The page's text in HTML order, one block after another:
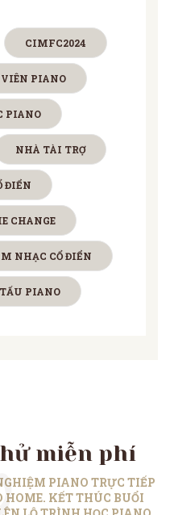
CIMFC2024
VIÊN PIANO
PIANO
NHÀ TÀI TRỢ
ĐIỂN
CHANGE
NHẠC CỔ ĐIỂN
PIANO
miễn phí
PIANO TRỰC TIẾP
KẾT THÚC BUỔI